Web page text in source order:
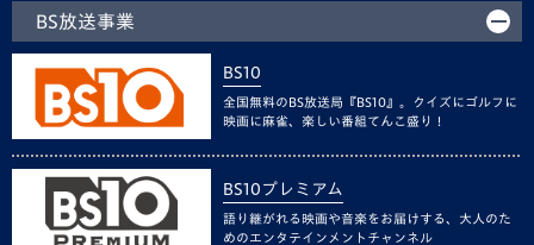
BS放送事業
BS10
全国無料のBS放送局『BS10』。クイズにゴルフに
映画に麻雀、楽しい番組てんこ盛り！
BS10プレミアム
語り継がれる映画や音楽をお届けする、大人のた
めのエンタテインメントチャンネル